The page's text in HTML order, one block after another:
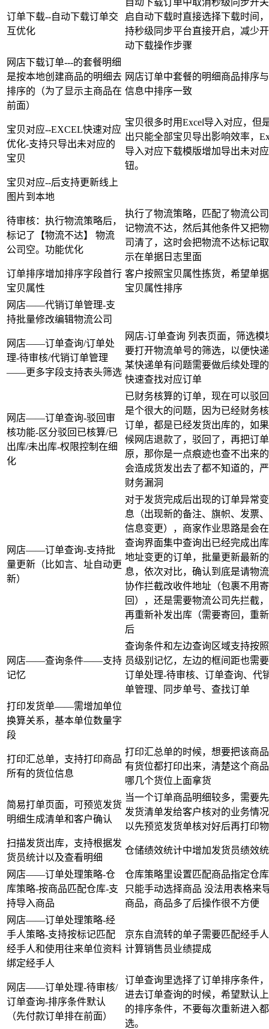
订单下载--自动下载订单交
互优化
自动下载订单中取消秒级同步开
启自动下载时直接选择下载时间
持秒级同步平台直接开启，减少
动下载操作步骤
网店下载订单---的套餐明细
是按本地创建商品的明细去
排序的（为了显示主商品在
前面）
网店订单中套餐的明细商品排序
信息中排序一致
宝贝对应--EXCEL快速对应
优化-支持只导出未对应的
宝贝
宝贝很多时用Excel导入对应，但
出只能全部宝贝导出影响效率，
导入对应下载模版增加导出未对
钮。
宝贝对应--后支持更新线上
图片到本地
待审核：执行物流策略后，
标记了【物流不达】 物流
公司空。功能优化
执行了物流策略，匹配了物流公
记物流不达，然后其他条件又把
司清了，这时会把物流不达标记
示在单据日志里面
订单排序增加排序字段首行
宝贝属性
客户按照宝贝属性拣货，希望单
宝贝属性排序
网店——代销订单管理-支
持批量修改编辑物流公司
网店——订单查询/订单处
理-待审核/代销订单管理
——更多字段支持表头筛选
网店-订单查询 列表页面，筛选模
要打开物流单号的筛选，以便快
某快递单有问题需要做后续处理
快速查找对应订单
网店——订单查询-驳回审
核功能-区分驳回已核算/已
出库/未出库-权限控制在细
化
已财务核算的订单，现在可以驳
是个很大的问题，因为已经财务
订单，都是已经发货出库的，如
候网店退款了，驳回了，再把订
原，那你是一点痕迹也查不出来
会造成货发出去了都不知道的，
财务漏洞
网店——订单查询-支持批
量更新（比如言、址自动更
新）
对于发货完成后出现的订单异常
息（出现新的备注、旗帜、发票
信息变更），商家作业思路是会
查询界面集中查询出已经完成出
地址变更的订单，批量更新最新
息，依次对比，确认到底是请物
协作拦截改收件地址（包裹不用寄
回），还是需要物流公司先拦截
再重新补发出库（需要寄回，重
后
网店——查询条件——支持
记忆
查询条件和左边查询区域支持按
员级别记忆，左边的框间距也需
订单处理-待审核、订单查询、代
单管理、同步单号、查找订单
打印发货单——需增加单位
换算关系，基本单位数量字
段
打印汇总单，支持打印商品
所有的货位信息
打印汇总单的时候，想要把该商
有货位都打印出来，清楚这个商
哪几个货位上面拿货
简易打单页面，可预览发货
明细生成清单和客户确认
当一个订单商品明细较多，需要
发货清单发给客户核对的业务情
以先预览发货单核对好后再打印
扫描发货出库，支持根据发
货员统计以及查看明细
仓储绩效统计中增加发货员绩效
网店——订单处理策略-仓
库策略-按商品匹配仓库-支
持导入商品
仓库策略里设置匹配商品指定仓
只能手动选择商品 没法用表格来
商品，商品多了后操作很不方便
网店——订单处理策略-经
手人策略-支持按标记匹配
经手人和使用往来单位资料
绑定经手人
京东自流转的单子需要匹配经手
计算销售员业绩提成
网店——订单处理-待审核/
订单查询-排序条件默认
（先付款订单排在前面）
订单查询里选择了订单排序条件
进去订单查询的时候，希望默认
的排序条件，不要每次重新进入
选。